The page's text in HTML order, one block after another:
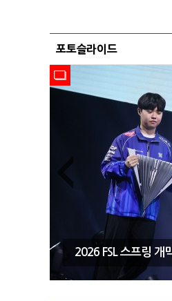
포토슬라이드
2026 FSL 스프링 개